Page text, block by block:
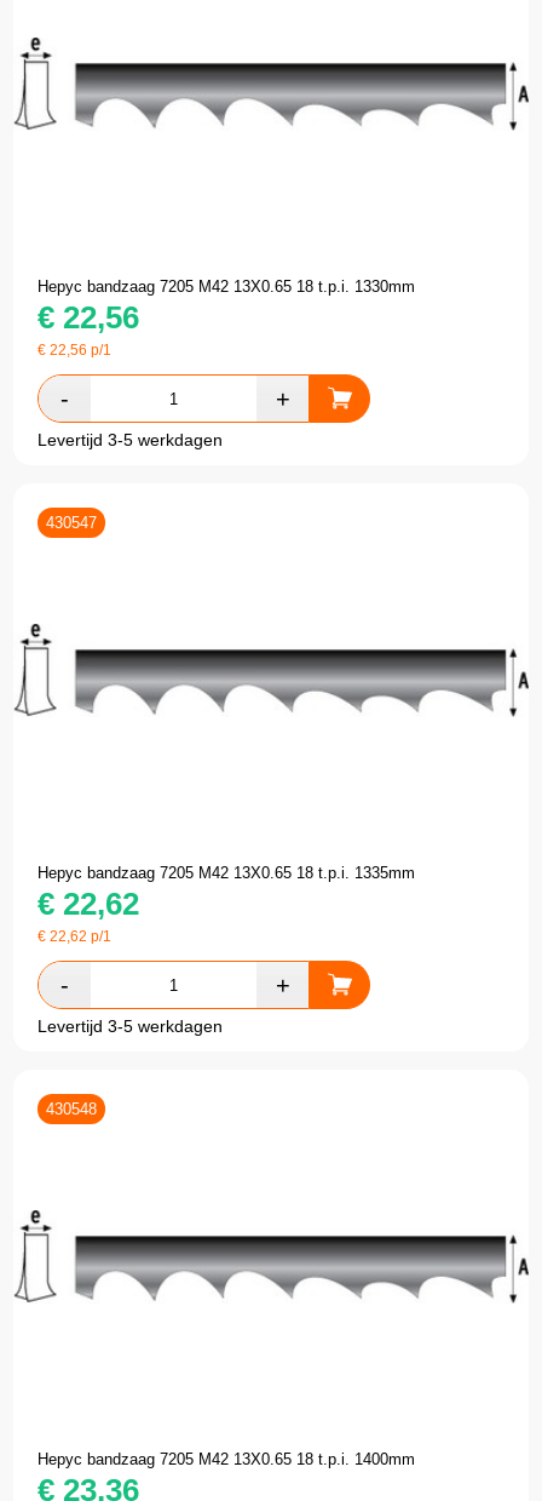
Hepyc bandzaag 7205 M42 13X0.65 18 t.p.i. 1330mm
€ 22,56
€22,56 p/1
Levertijd 3-5 werkdagen
430547
Hepyc bandzaag 7205 M42 13X0.65 18 t.p.i. 1335mm
€ 22,62
€22,62 p/1
Levertijd 3-5 werkdagen
430548
Hepyc bandzaag 7205 M42 13X0.65 18 t.p.i. 1400mm
€ 23,36